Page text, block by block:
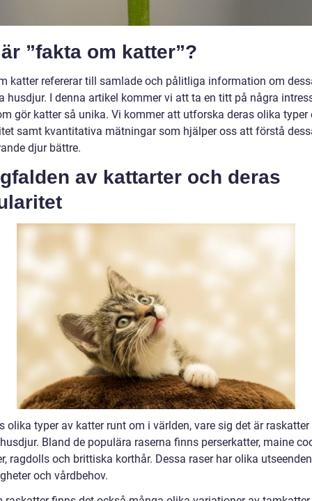
”fakta om katter”?
katter refererar till samlade och pålitliga information om
husdjur. I denna artikel kommer vi att ta en titt på några
gör katter så unika. Vi kommer att utforska deras olika typer
samt kvantitativa mätningar som hjälper oss att förstå
djur bättre.
av kattarter och deras
olika typer av katter runt om i världen, vare sig det är raskatter
Bland de populära raserna finns perserkatter, maine
ragdolls och brittiska korthår. Dessa raser har olika
och vårdbehov.